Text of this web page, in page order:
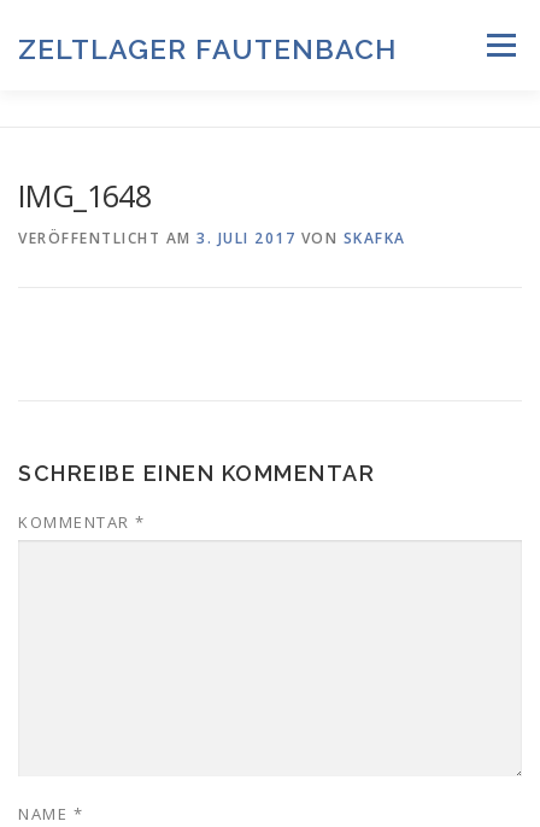
springen
ZELTLAGER FAUTENBACH Menü
HISTORIE & FOTOARCHIV
IMG_1648
VERÖFFENTLICHT AM 3. JULI 2017 VON SKAFKA
SCHREIBE EINEN KOMMENTAR
KOMMENTAR *
NAME *